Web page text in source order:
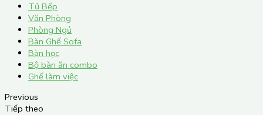
Tủ Bếp
Văn Phòng
Phòng Ngủ
Bàn Ghế Sofa
Bàn học
Bộ bàn ăn combo
Ghế làm việc
Previous
Tiếp theo